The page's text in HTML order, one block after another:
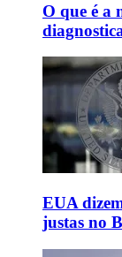
O que é a
EUA
justas no